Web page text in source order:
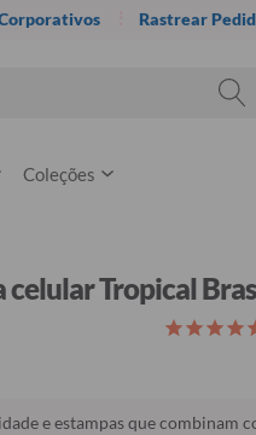
Rastrear
Coleções
celular Tropical
e estampas que combinam